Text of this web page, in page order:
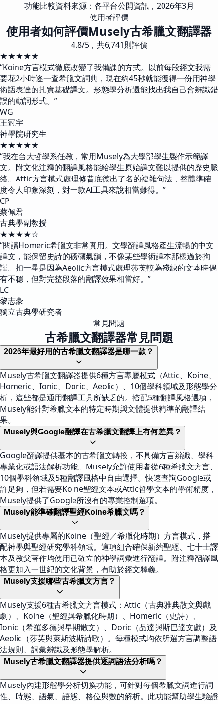
功能比較資料來源：各平台公開資訊，2026年3月
使用者評價
使用者如何評價Musely古希臘文翻譯器
4.8/5，共6,741則評價
★★★★★
“Koine方言模式徹底改變了我備課的方式。以前每段經文我需
要花2小時逐一查希臘文詞典，現在約45秒就能獲得一份用神學
術語表達的扎實基礎譯文。形態學分析還能找出我自己會辨識錯
誤的動詞形式。 ”
WG
王冠宇
神學院研究生
★★★★★
“我在台大哲學系任教，常用Musely為大學部學生製作示範譯
文。附文化注釋的翻譯風格能給學生原始譯文難以提供的歷史脈
絡。Attic方言模式處理修昔底德出了名的複雜句法，整體準確
度令人印象深刻，對一款AI工具來說相當難得。 ”
CP
蔡佩君
古典學副教授
★★★★☆
“閱讀Homeric希臘文非常實用。文學翻譯風格產生流暢的中文
譯文，能保留史詩的磅礴氣韻，不像某些學術譯本那樣過於拘
謹。扣一星是因為Aeolic方言模式處理莎芙較為殘缺的文本時偶
有不穩，但對完整段落的翻譯效果相當好。 ”
LC
黎志豪
獨立古典學研究者
常見問題
古希臘文翻譯器常見問題
2026年最好用的古希臘文翻譯器是哪一款？
Musely古希臘文翻譯器提供6種方言專屬模式（Attic、Koine、
Homeric、Ionic、Doric、Aeolic）、10個學科領域及形態學分
析，這些都是通用翻譯工具所缺乏的。搭配5種翻譯風格選項，
Musely能針對希臘文本的特定時期與文體提供精準的翻譯結
果。
Musely與Google翻譯在古希臘文翻譯上有何差異？
Google翻譯提供基本的古希臘文轉換，不具備方言辨識、學科
專業化或語法解析功能。Musely允許使用者從6種希臘文方言、
10個學科領域及5種翻譯風格中自由選擇。快速查詢Google或
許足夠，但若需要Koine聖經文本或Attic哲學文本的學術精度，
Musely提供了Google所沒有的專業控制選項。
Musely能準確翻譯聖經Koine希臘文嗎？
Musely提供專屬的Koine（聖經／希臘化時期）方言模式，搭
配神學與聖經研究學科領域。這項組合確保新約聖經、七十士譯
本及教父著作均使用已確立的神學詞彙進行翻譯。附注釋翻譯風
格更加入一世紀的文化背景，有助於經文釋義。
Musely支援哪些古希臘文方言？
Musely支援6種古希臘文方言模式：Attic（古典雅典散文與戲
劇）、Koine（聖經與希臘化時期）、Homeric（史詩）、
Ionic（希羅多德與早期散文）、Doric（品達與斯巴達文獻）及
Aeolic（莎芙與萊斯波斯詩歌）。每種模式均依所選方言調整語
法規則、詞彙辨識及形態學解析。
Musely古希臘文翻譯器提供逐詞語法分析嗎？
Musely內建形態學分析切換功能，可針對每個希臘文詞進行詞
性、時態、語氣、語態、格位與數的解析。此功能幫助學生驗證